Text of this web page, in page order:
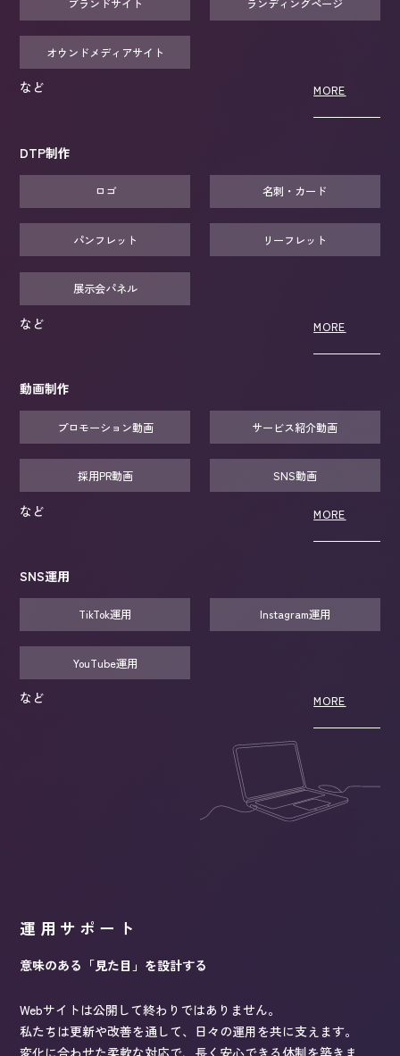
ブランドサイト ランディングページ
オウンドメディアサイト
など MORE
DTP制作
ロゴ 名刺・カード
パンフレット リーフレット
展示会パネル
など MORE
動画制作
プロモーション動画 サービス紹介動画
採用PR動画 SNS動画
など MORE
SNS運用
TikTok運用 Instagram運用
YouTube運用
など MORE
運用サポート
意味のある「見た目」を設計する
Webサイトは公開して終わりではありません。
私たちは更新や改善を通して、日々の運用を共に支えます。